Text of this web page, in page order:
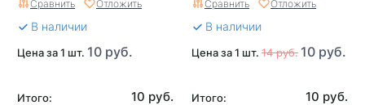
Сравнить Отложить
В наличии
Цена за 1 шт. 10 руб.
Итого: 10 руб.
Сравнить Отложить
В наличии
Цена за 1 шт. 14 руб. 10 руб.
Итого: 10 руб.